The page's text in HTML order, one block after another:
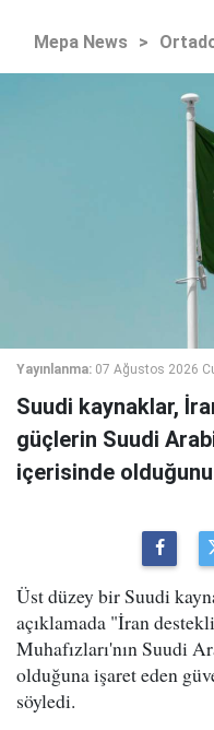
Mepa News >
Yayınlanma: 07 Ağustos 2026
Suudi kaynaklar,
güçlerin Suudi
içerisinde
Üst düzey bir Suudi
açıklamada "İran
Muhafızları'nın Suudi
olduğuna işaret eden
söyledi.